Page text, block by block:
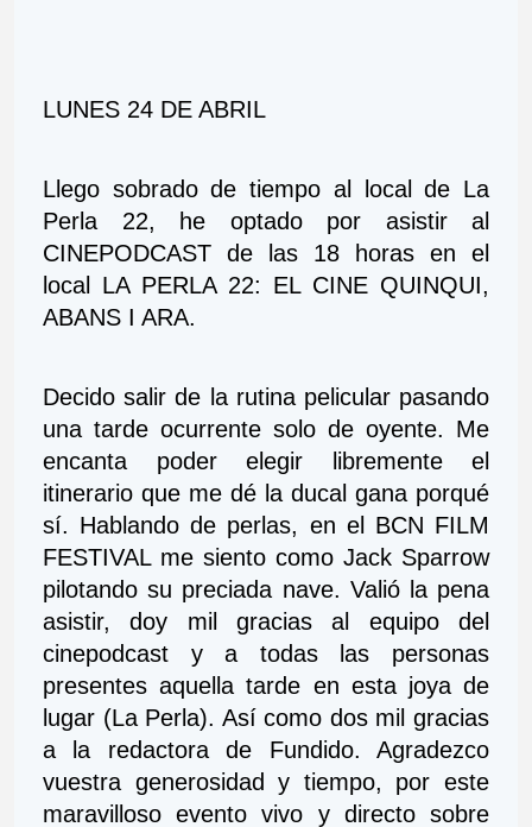
LUNES 24 DE ABRIL
Llego sobrado de tiempo al local de La
Perla 22, he optado por asistir al
CINEPODCAST de las 18 horas en el
local LA PERLA 22: EL CINE QUINQUI,
ABANS I ARA.
Decido salir de la rutina pelicular pasando
una tarde ocurrente solo de oyente. Me
encanta poder elegir libremente el
itinerario que me dé la ducal gana porqué
sí. Hablando de perlas, en el BCN FILM
FESTIVAL me siento como Jack Sparrow
pilotando su preciada nave. Valió la pena
asistir, doy mil gracias al equipo del
cinepodcast y a todas las personas
presentes aquella tarde en esta joya de
lugar (La Perla). Así como dos mil gracias
a la redactora de Fundido. Agradezco
vuestra generosidad y tiempo, por este
maravilloso evento vivo y directo sobre